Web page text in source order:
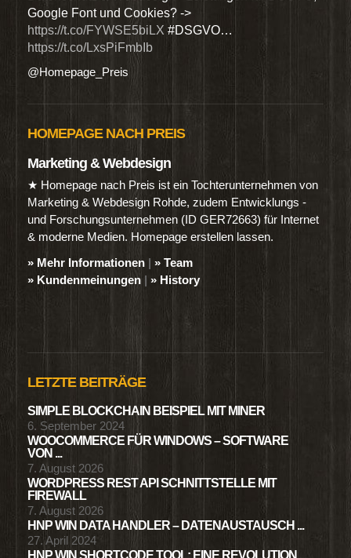
Google Font und Cookies? ->
https://t.co/FYWSE5biLX #DSGVO…
https://t.co/LxsPiFmbIb
@Homepage_Preis
HOMEPAGE NACH PREIS
Marketing & Webdesign
★ Homepage nach Preis ist ein Tochterunternehmen von
Marketing & Webdesign Rohde, zudem Entwicklungs -
und Forschungsunternehmen (ID GER72663) für Internet
& moderne Medien. Homepage erstellen lassen.
» Mehr Informationen | » Team
» Kundenmeinungen | » History
LETZTE BEITRÄGE
SIMPLE BLOCKCHAIN BEISPIEL MIT MINER
6. September 2024
WOOCOMMERCE FÜR WINDOWS – SOFTWARE
VON ...
7. August 2026
WORDPRESS REST API SCHNITTSTELLE MIT
FIREWALL
7. August 2026
HNP WIN DATA HANDLER – DATENAUSTAUSCH ...
27. April 2024
HNP WIN SHORTCODE TOOL: EINE REVOLUTION ...